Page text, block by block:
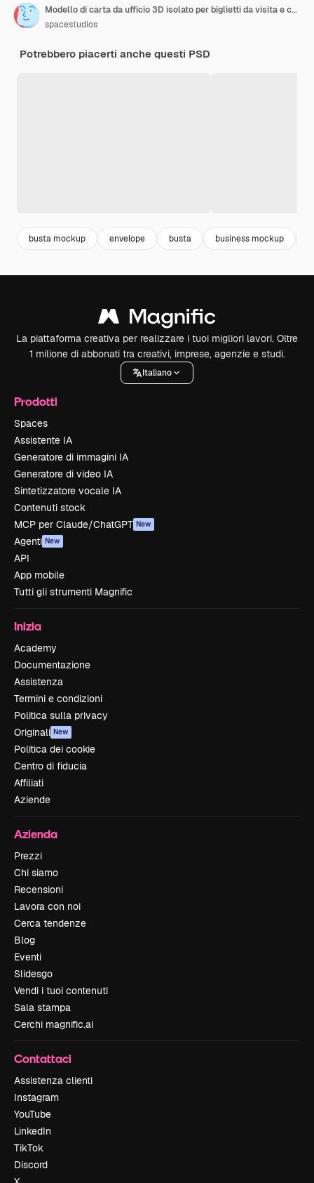
Modello di carta da ufficio 3D isolato per biglietti da visita e carta A4
spacestudios
Potrebbero piacerti anche questi PSD
busta mockup envelope busta business mockup
La piattaforma creativa per realizzare i tuoi migliori lavori. Oltre
1 milione di abbonati tra creativi, imprese, agenzie e studi.
Italiano
Prodotti
Spaces
Assistente IA
Generatore di immagini IA
Generatore di video IA
Sintetizzatore vocale IA
Contenuti stock
MCP per Claude/ChatGPT New
Agenti New
API
App mobile
Tutti gli strumenti Magnific
Inizia
Academy
Documentazione
Assistenza
Termini e condizioni
Politica sulla privacy
Originali New
Politica dei cookie
Centro di fiducia
Affiliati
Aziende
Azienda
Prezzi
Chi siamo
Recensioni
Lavora con noi
Cerca tendenze
Blog
Eventi
Slidesgo
Vendi i tuoi contenuti
Sala stampa
Cerchi magnific.ai
Contattaci
Assistenza clienti
Instagram
YouTube
LinkedIn
TikTok
Discord